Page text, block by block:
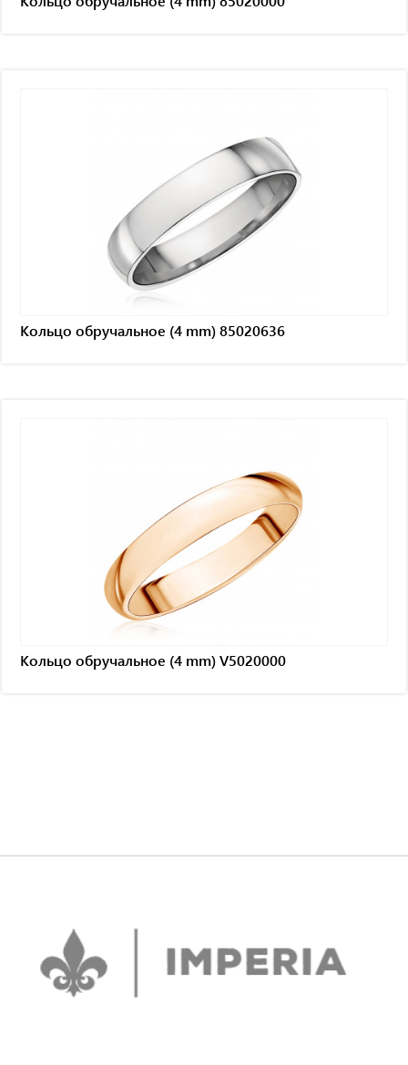
Кольцо обручальное (4 mm) 85020636
Кольцо обручальное (4 mm) V5020000